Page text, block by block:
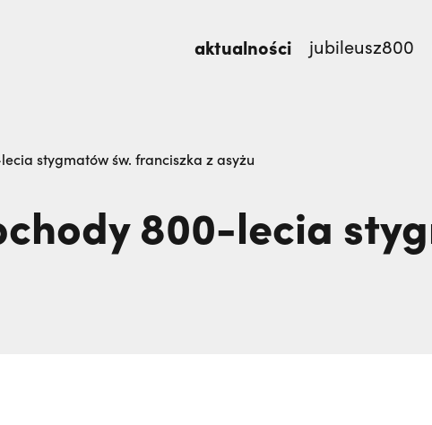
aktualności jubileusz800
matka żyje!” | JESTEM,Dlaczego terroryści bali się
stygmatów św. franciszka z asyżu
800-lecia